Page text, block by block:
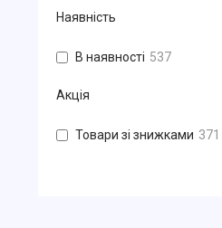
Наявність
В наявності 537
Акція
Товари зі знижками 371